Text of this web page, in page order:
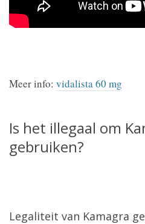
Meer info: vidalista 60 mg
Is het illegaal om
gebruiken?
Legaliteit van Kamagra